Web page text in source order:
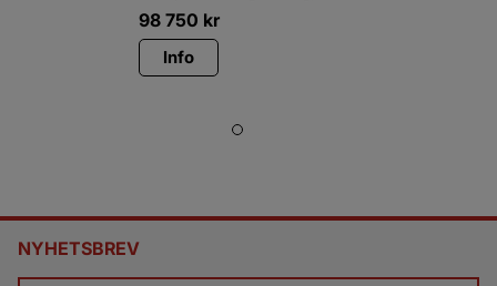
98 750 kr
Info
NYHETSBREV